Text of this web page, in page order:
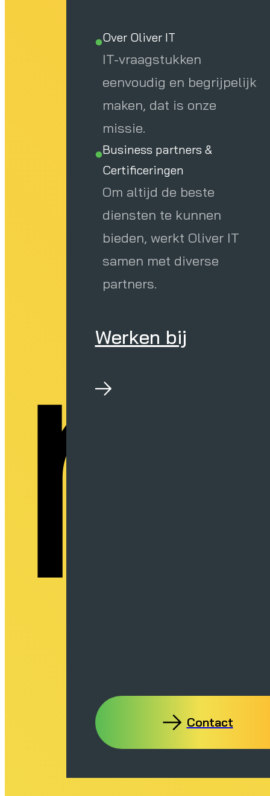
Over Oliver IT
IT-vraagstukken
eenvoudig en begrijpelijk
maken, dat is onze
missie.
Business partners &
Certificeringen
Om altijd de beste
diensten te kunnen
bieden, werkt Oliver IT
samen met diverse
partners.
Werken bij
Contact